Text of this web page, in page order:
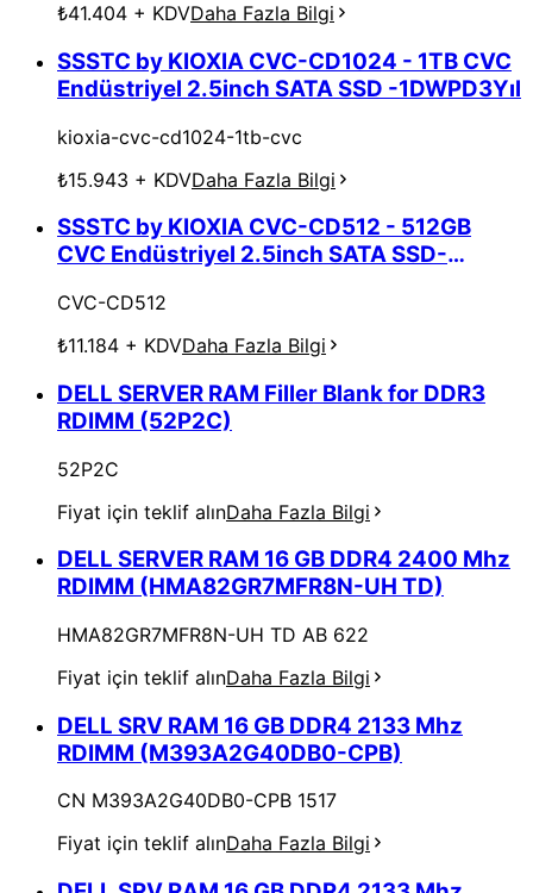
₺41.404 + KDVDaha Fazla Bilgi
SSSTC by KIOXIA CVC-CD1024 - 1TB CVC
Endüstriyel 2.5inch SATA SSD -1DWPD3Yıl
kioxia-cvc-cd1024-1tb-cvc
₺15.943 + KDVDaha Fazla Bilgi
SSSTC by KIOXIA CVC-CD512 - 512GB
CVC Endüstriyel 2.5inch SATA SSD-
CVC-CD512
₺11.184 + KDVDaha Fazla Bilgi
DELL SERVER RAM Filler Blank for DDR3
RDIMM (52P2C)
52P2C
Fiyat için teklif alınDaha Fazla Bilgi
DELL SERVER RAM 16 GB DDR4 2400 Mhz
RDIMM (HMA82GR7MFR8N-UH TD)
HMA82GR7MFR8N-UH TD AB 622
Fiyat için teklif alınDaha Fazla Bilgi
DELL SRV RAM 16 GB DDR4 2133 Mhz
RDIMM (M393A2G40DB0-CPB)
CN M393A2G40DB0-CPB 1517
Fiyat için teklif alınDaha Fazla Bilgi